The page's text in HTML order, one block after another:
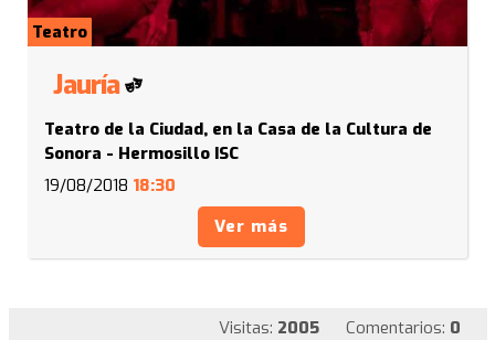
Teatro
Jauría
Teatro de la Ciudad, en la Casa de la Cultura de
Sonora - Hermosillo ISC
19/08/2018 18:30
Ver más
Visitas: 2005 Comentarios: 0